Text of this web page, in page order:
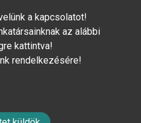
a kapcsolatot!
az alábbi
kattintva!
rendelkezésére!